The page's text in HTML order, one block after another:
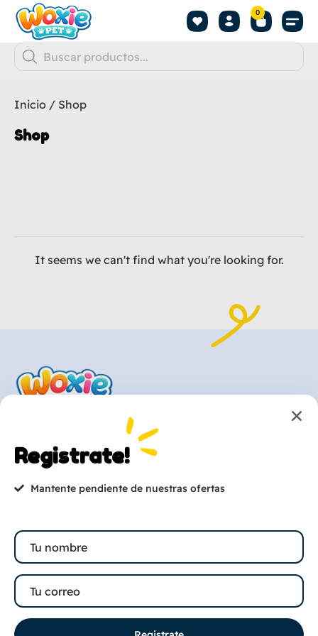
0
Inicio / Shop
Shop
It seems we can't find what you're looking for.
¿Listo para consentir a tu
mascota?
Registrate!
Mantente pendiente de nuestras ofertas